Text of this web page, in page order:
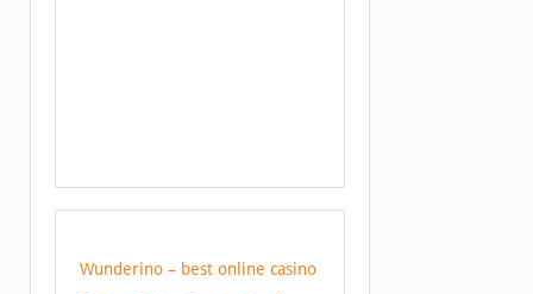
Wunderino – best online casino